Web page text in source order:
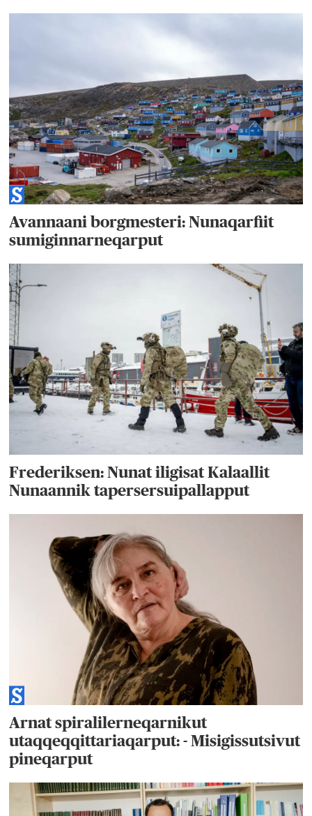
Avannaani borgmesteri: Nunaqarfiit
sumiginnarneqarput
Frederiksen: Nunat iligisat Kalaallit
Nunaannik tapersersuipallapput
Arnat spiralilerneqarnikut
utaqqeqqittariaqarput: - Misigissutsivut
pineqarput